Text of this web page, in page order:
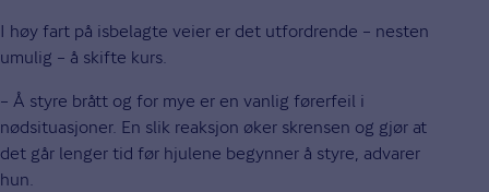
I høy fart på isbelagte veier er det utfordrende – nesten
umulig – å skifte kurs.
– Å styre brått og for mye er en vanlig førerfeil i
nødsituasjoner. En slik reaksjon øker skrensen og gjør at
det går lenger tid før hjulene begynner å styre, advarer
hun.